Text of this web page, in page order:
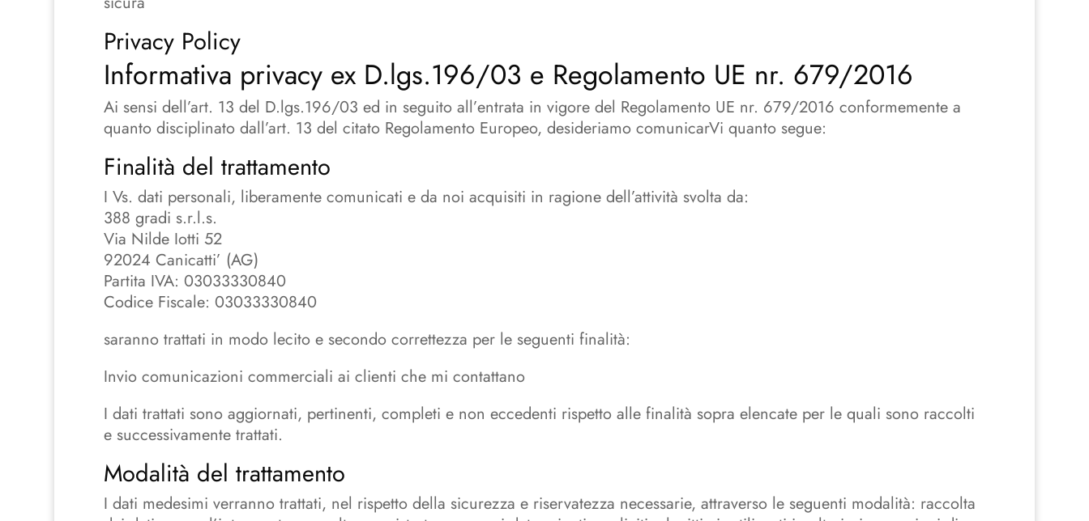
Privacy Policy
Informativa privacy ex D.lgs.196/03 e Regolamento UE nr. 679/2016
Ai sensi dell’art. 13 del D.lgs.196/03 ed in seguito all’entrata in vigore del Regolamento UE nr. 679/2016 conformemente a
quanto disciplinato dall’art. 13 del citato Regolamento Europeo, desideriamo comunicarVi quanto segue:
Finalità del trattamento
I Vs. dati personali, liberamente comunicati e da noi acquisiti in ragione dell’attività svolta da:
388 gradi s.r.l.s.
Via Nilde Iotti 52
92024 Canicatti’ (AG)
Partita IVA: 03033330840
Codice Fiscale: 03033330840
saranno trattati in modo lecito e secondo correttezza per le seguenti finalità:
Invio comunicazioni commerciali ai clienti che mi contattano
I dati trattati sono aggiornati, pertinenti, completi e non eccedenti rispetto alle finalità sopra elencate per le quali sono raccolti
e successivamente trattati.
Modalità del trattamento
I dati medesimi verranno trattati, nel rispetto della sicurezza e riservatezza necessarie, attraverso le seguenti modalità: raccolta